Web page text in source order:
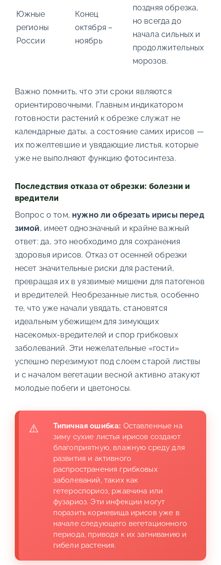
Южные
регионы
России
Конец
октября –
ноябрь
поздняя обрезка,
но всегда до
начала сильных и
продолжительных
морозов.
Важно помнить, что эти сроки являются
ориентировочными. Главным индикатором
готовности растений к обрезке служат не
календарные даты, а состояние самих ирисов —
их пожелтевшие и увядающие листья, которые
уже не выполняют функцию фотосинтеза.
Последствия отказа от обрезки: болезни и
вредители
Вопрос о том, нужно ли обрезать ирисы перед
зимой, имеет однозначный и крайне важный
ответ: да, это необходимо для сохранения
здоровья ирисов. Отказ от осенней обрезки
несет значительные риски для растений,
превращая их в уязвимые мишени для патогенов
и вредителей. Необрезанные листья, особенно
те, что уже начали увядать, становятся
идеальным убежищем для зимующих
насекомых-вредителей и спор грибковых
заболеваний. Эти нежелательные «гости»
успешно перезимуют под слоем старой листвы
и с началом вегетации весной активно атакуют
молодые побеги и цветоносы.
Типичная ошибка: Оставленные на
зиму сухие листья ирисов создают
благоприятную, влажную среду для
развития и активного
распространения грибковых
заболеваний, таких как
гетероспориоз, ржавчина или
фузариоз. Эти инфекции могут
поразить корневища ирисов уже в
начале следующего вегетационного
периода, приводя к их загниванию и
гибели растения.